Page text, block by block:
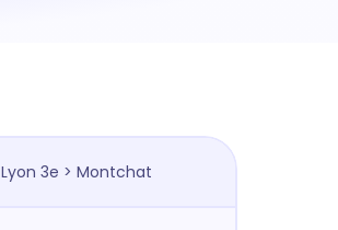
Lyon 3e > Montchat